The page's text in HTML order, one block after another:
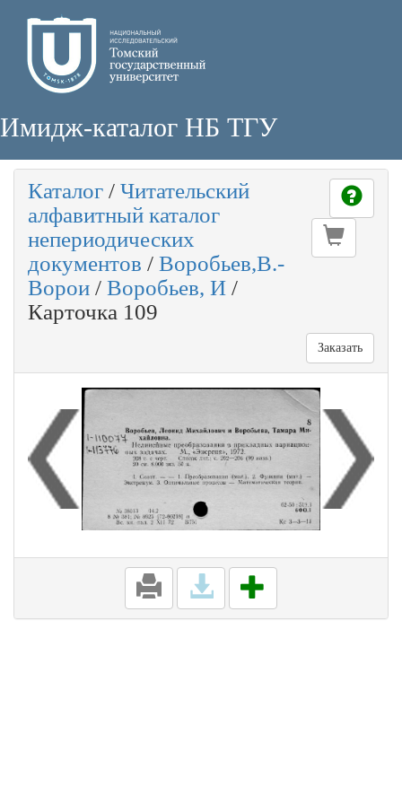
Имидж-каталог НБ ТГУ
Каталог / Читательский
алфавитный каталог
непериодических
документов / Воробьев,В.-
Ворои / Воробьев, И /
Карточка 109
Заказать